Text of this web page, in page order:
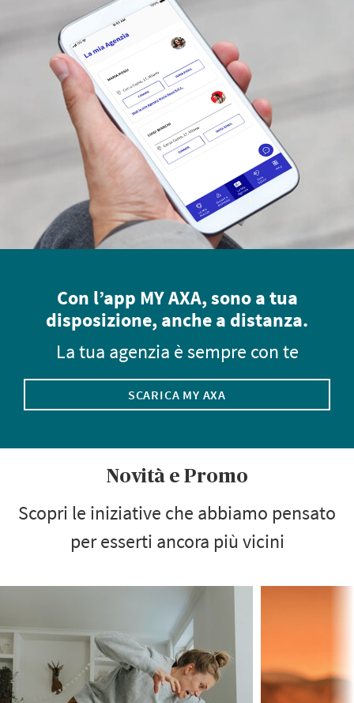
Con l’app MY AXA, sono a tua
disposizione, anche a distanza.
La tua agenzia è sempre con te
SCARICA MY AXA
Novità e Promo
Scopri le iniziative che abbiamo pensato
per esserti ancora più vicini